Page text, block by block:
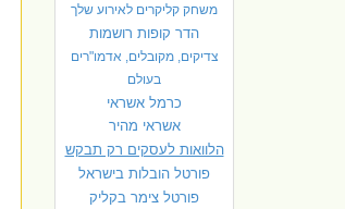
משחק קליקרים לאירוע שלך
הדר קופות רושמות
צדיקים, מקובלים, אדמו"רים
בעולם
כרמל אשראי
אשראי מהיר
הלוואות לעסקים רק תבקש
פורטל הובלות בישראל
פורטל צימר בקליק